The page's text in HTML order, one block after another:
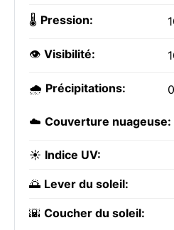
🌡️ Pression:
👁️ Visibilité:
🌧️ Précipitations:
☁️ Couverture nuageuse:
☀️ Indice UV:
🌅 Lever du soleil:
🌇 Coucher du soleil: